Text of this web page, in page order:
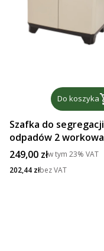
Do koszyka
Szafka do segregacji
odpadów 2 workowa
Cena brutto
249,00 złw tym 23% VAT
Cena netto
202,44 złbez VAT